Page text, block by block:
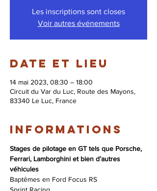
Les inscriptions sont closes
Voir autres événements
Date et lieu
14 mai 2023, 08:30 – 18:00
Circuit du Var du Luc, Route des Mayons,
83340 Le Luc, France
Informations
Stages de pilotage en GT tels que Porsche,
Ferrari, Lamborghini et bien d’autres
véhicules
Baptêmes en Ford Focus RS